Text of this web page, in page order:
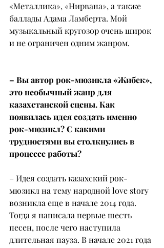
«Металлика», «Нирвана», а также
баллады Адама Ламберта. Мой
музыкальный кругозор очень широк
и не ограничен одним жанром.
– Вы автор рок-мюзикла «Жибек»,
это необычный жанр для
казахстанской сцены. Как
появилась идея создать именно
рок-мюзикл? С какими
трудностями вы столкнулись в
процессе работы?
– Идея создать казахский рок-
мюзикл на тему народной love story
возникла еще в начале 2014 года.
Тогда я написала первые шесть
песен, после чего наступила
длительная пауза. В начале 2021 года